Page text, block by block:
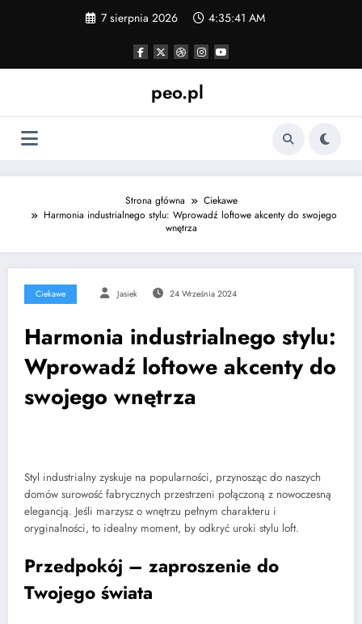
7 sierpnia 2026 4:35:42 AM
peo.pl
Strona główna
Ciekawe
Harmonia industrialnego stylu: Wprowadź loftowe akcenty do swojego
wnętrza
Ciekawe Jasiek 24 Września 2024
Harmonia industrialnego stylu:
Wprowadź loftowe akcenty do
swojego wnętrza
Styl industrialny zyskuje na popularności, przynosząc do naszych
domów surowość fabrycznych przestrzeni połączoną z nowoczesną
elegancją. Jeśli marzysz o wnętrzu pełnym charakteru i
oryginalności, to idealny moment, by odkryć uroki stylu loft.
Przedpokój – zaproszenie do
Twojego świata